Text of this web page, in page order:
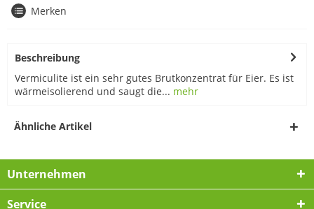
Merken
Beschreibung
Vermiculite ist ein sehr gutes Brutkonzentrat für Eier. Es ist
wärmeisolierend und saugt die... mehr
Ähnliche Artikel
Unternehmen
Service